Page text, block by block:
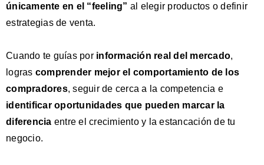
únicamente en el “feeling” al elegir productos o definir
estrategias de venta.
Cuando te guías porinformación real del mercado,
logras comprender mejor el comportamiento de los
compradores, seguir de cerca a la competencia e
identificar oportunidades que pueden marcar la
diferencia entre el crecimiento y la estancación de tu
negocio.